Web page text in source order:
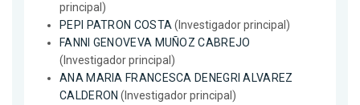
principal)
PEPI PATRON COSTA(Investigador principal)
FANNI GENOVEVA MUÑOZ CABREJO
(Investigador principal)
ANA MARIA FRANCESCA DENEGRI ALVAREZ
CALDERON (Investigador principal)